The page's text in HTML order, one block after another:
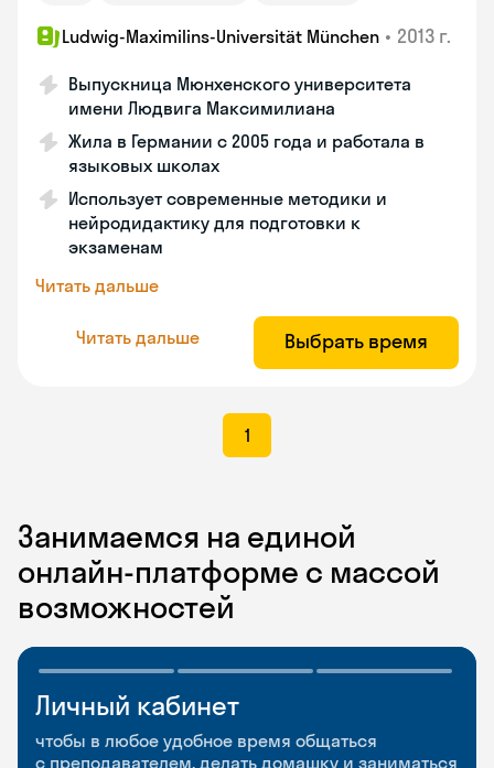
Ludwig-Maximilins-Universität München • 2013 г.
Выпускница Мюнхенского университета
имени Людвига Максимилиана
Жила в Германии с 2005 года и работала в
языковых школах
Использует современные методики и
нейродидактику для подготовки к
экзаменам
Читать дальше
Читать дальше Выбрать время
1
Занимаемся на единой
онлайн-платформе с массой
возможностей
Личный кабинет
чтобы в любое удобное время общаться
с преподавателем, делать домашку и заниматься
Мобильное
приложение
Разговорные клубы
и Talks